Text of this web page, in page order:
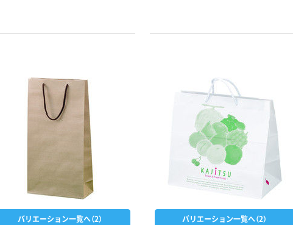
バリエーション一覧へ（2） バリエーション一覧へ（2）